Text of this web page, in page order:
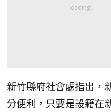
新竹縣府社會處指出，
分便利，只要是設籍在